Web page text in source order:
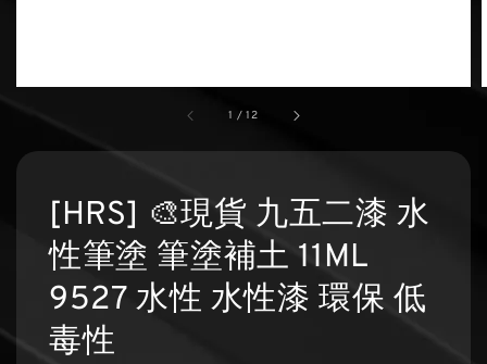
1 /12
[HRS] 🎨現貨 九五二漆 水
性筆塗 筆塗補土 11ML
9527 水性 水性漆 環保 低
毒性